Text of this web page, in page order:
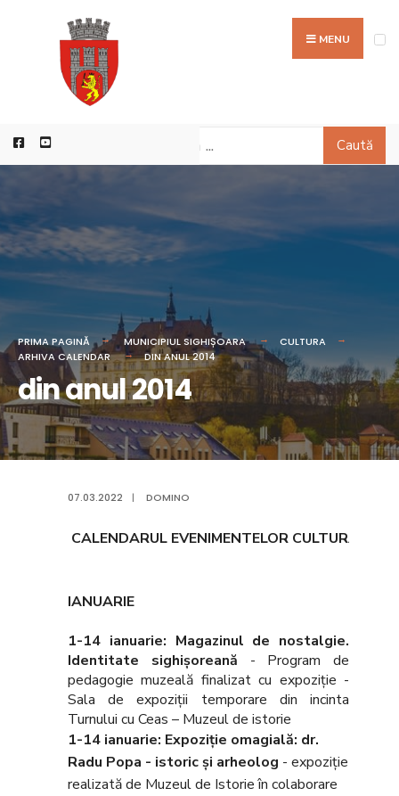
MENU
Caută
PRIMA PAGINĂ MUNICIPIUL SIGHIȘOARA
CULTURA
ARHIVA CALENDAR
DIN ANUL 2014
din anul 2014
07.03.2022 | DOMINO
CALENDARUL EVENIMENTELOR CULTURALE
IANUARIE
1-14 ianuarie: Magazinul de nostalgie.
Identitate sighişoreană - Program de
pedagogie muzeală finalizat cu expoziţie -
Sala de expoziţii temporare din incinta
Turnului cu Ceas – Muzeul de istorie
1-14 ianuarie: Expoziţie omagială: dr.
Radu Popa - istoric şi arheolog - expoziţie
realizată de Muzeul de Istorie în colaborare